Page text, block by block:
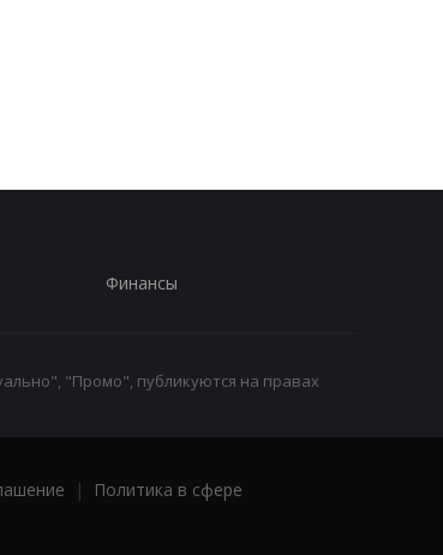
Финансы
"Промо", публикуются на правах
|
Политика в сфере